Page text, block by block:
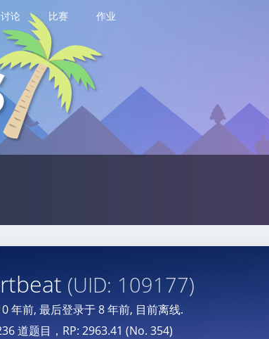
讨论 比赛 作业
(UID: 109177)
年前, 最后登录于8 年前, 目前离线.
道题目，RP: 2963.41 (No. 354)